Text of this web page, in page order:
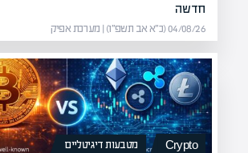
חדשה
04/08/26 (כ״א אב תשפ״ו) | מערכת אפיק
Crypto מטבעות דיגיטליים